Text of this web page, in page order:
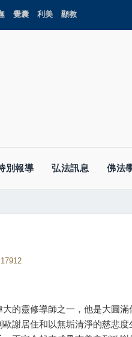
覺囊 利美 顯教
別報導 弘法訊息 佛法
17912
的靈修導師之一，他是大圓
謝居住和以無垢清淨的慈悲